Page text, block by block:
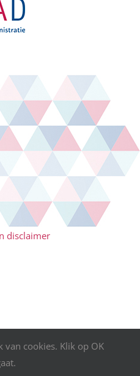
disclaimer
| Webdesign:
van cookies. Klik op OK